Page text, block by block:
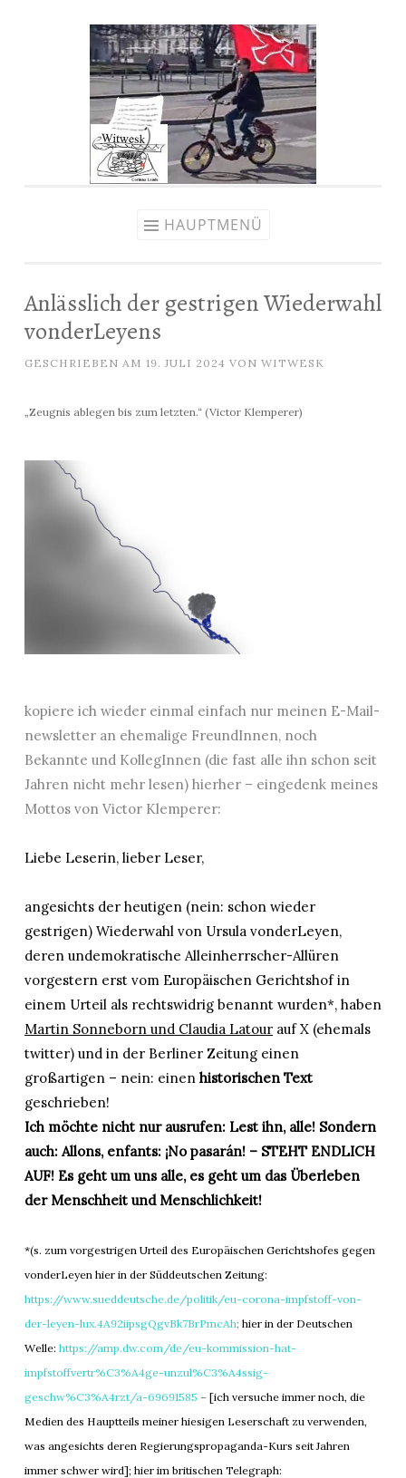
HAUPTMENÜ
Anlässlich der gestrigen Wiederwahl
vonderLeyens
GESCHRIEBEN AM 19. JULI 2024 VON WITWESK
„Zeugnis ablegen bis zum letzten.“ (Victor Klemperer)
kopiere ich wieder einmal einfach nur meinen E-Mail-
newsletter an ehemalige FreundInnen, noch
Bekannte und KollegInnen (die fast alle ihn schon seit
Jahren nicht mehr lesen) hierher – eingedenk meines
Mottos von Victor Klemperer:
Liebe Leserin, lieber Leser,
angesichts der heutigen (nein: schon wieder
gestrigen) Wiederwahl von Ursula vonderLeyen,
deren undemokratische Alleinherrscher-Allüren
vorgestern erst vom Europäischen Gerichtshof in
einem Urteil als rechtswidrig benannt wurden*, haben
Martin Sonneborn und Claudia Latour auf X (ehemals
twitter) und in der Berliner Zeitung einen
großartigen – nein: einen historischen Text
geschrieben!
Ich möchte nicht nur ausrufen: Lest ihn, alle! Sondern
auch: Allons, enfants: ¡No pasarán! – STEHT ENDLICH
AUF! Es geht um uns alle, es geht um das Überleben
der Menschheit und Menschlichkeit!
*(s. zum vorgestrigen Urteil des Europäischen Gerichtshofes gegen
vonderLeyen hier in der Süddeutschen Zeitung:
https://www.sueddeutsche.de/politik/eu-corona-impfstoff-von-
der-leyen-lux.4A92iipsgQgvBk7BrPmcAh; hier in der Deutschen
Welle: https://amp.dw.com/de/eu-kommission-hat-
impfstoffvertr%C3%A4ge-unzul%C3%A4ssig-
geschw%C3%A4rzt/a-69691585 – [ich versuche immer noch, die
Medien des Hauptteils meiner hiesigen Leserschaft zu verwenden,
was angesichts deren Regierungspropaganda-Kurs seit Jahren
immer schwer wird]; hier im britischen Telegraph: